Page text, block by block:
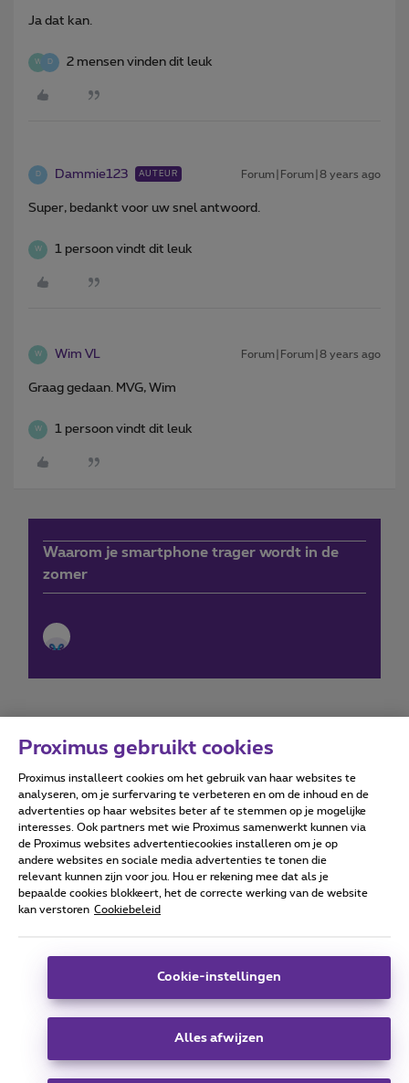
Ja dat kan.
W D 2 mensen vinden dit leuk
D Dammie123 AUTEUR Forum|Forum|8 years ago
Super, bedankt voor uw snel antwoord.
W 1 persoon vindt dit leuk
W Wim VL Forum|Forum|8 years ago
Graag gedaan. MVG, Wim
W 1 persoon vindt dit leuk
Waarom je smartphone trager wordt in de
zomer
Forumvoorwaarden Accessibility statement
Alle rechten voorbehouden. © Proximus
Algemene voorwaarden, consumenteninfo
Deze website is gecreëerd en wordt beheerd conform het
Koning Albert II-laan 27 - B-1030 Brussel.
Carrier & Wholesale Solutions
Proximus gebruikt cookies
Proximus installeert cookies om het gebruik van haar websites te
analyseren, om je surfervaring te verbeteren en om de inhoud en de
advertenties op haar websites beter af te stemmen op je mogelijke
interesses. Ook partners met wie Proximus samenwerkt kunnen via
de Proximus websites advertentiecookies installeren om je op
andere websites en sociale media advertenties te tonen die
relevant kunnen zijn voor jou. Hou er rekening mee dat als je
bepaalde cookies blokkeert, het de correcte werking van de website
kan verstoren Cookiebeleid
Cookie-instellingen
Alles afwijzen